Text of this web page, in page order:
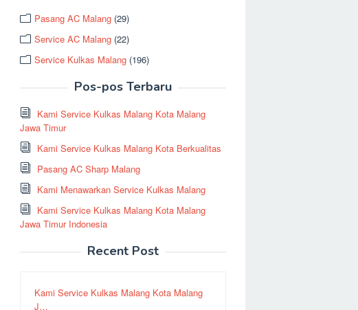
Pasang AC Malang (29)
Service AC Malang (22)
Service Kulkas Malang (196)
Pos-pos Terbaru
Kami Service Kulkas Malang Kota Malang
Jawa Timur
Kami Service Kulkas Malang Kota Berkualitas
Pasang AC Sharp Malang
Kami Menawarkan Service Kulkas Malang
Kami Service Kulkas Malang Kota Malang
Jawa Timur Indonesia
Recent Post
Kami Service Kulkas Malang Kota Malang
J…